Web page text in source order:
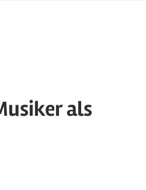
als